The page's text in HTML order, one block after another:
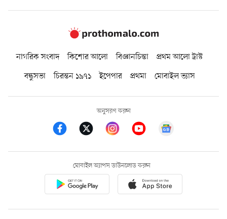
নাগরিক সংবাদ কিশোর আলো বিজ্ঞানচিন্তা
প্রথম আলো ট্রাস্ট
বন্ধুসভা
চিরন্তন ১৯৭১ ইপেপার প্রথমা মোবাইল ভ্যাস
অনুসরণ করুন
মোবাইল অ্যাপস ডাউনলোড করুন